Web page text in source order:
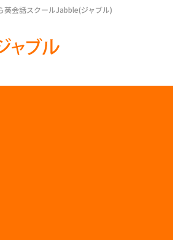
英会話スクールJabble(ジャブル)